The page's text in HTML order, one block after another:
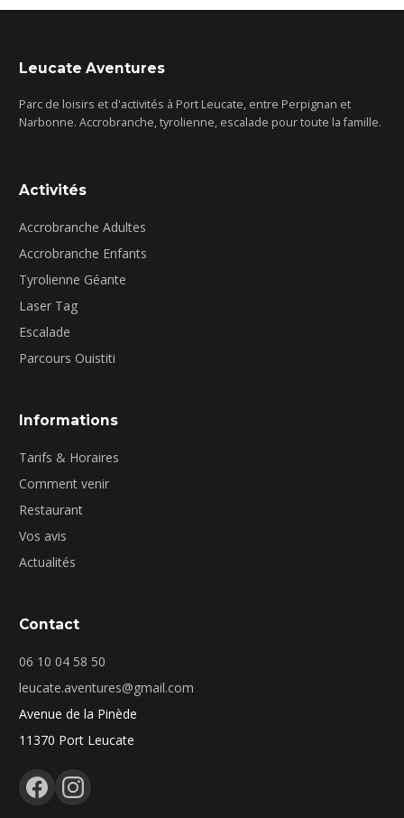
Leucate Aventures
Parc de loisirs et d'activités à Port Leucate, entre Perpignan et
Narbonne. Accrobranche, tyrolienne, escalade pour toute la famille.
Activités
Accrobranche Adultes
Accrobranche Enfants
Tyrolienne Géante
Laser Tag
Escalade
Parcours Ouistiti
Informations
Tarifs & Horaires
Comment venir
Restaurant
Vos avis
Actualités
Contact
06 10 04 58 50
leucate.aventures@gmail.com
Avenue de la Pinède
11370 Port Leucate